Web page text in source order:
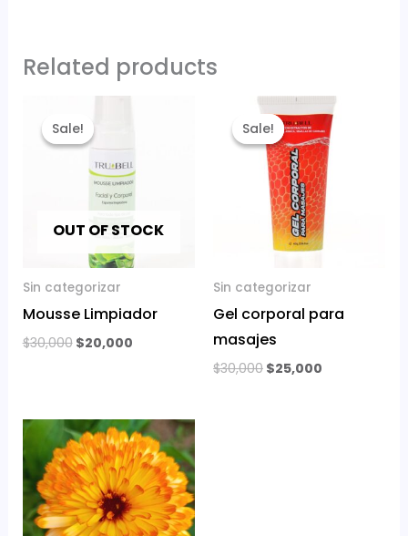
Related products
Sale!
OUT OF STOCK
Sale!
Sin categorizar
Mousse Limpiador
$30,000
was:
$30,000.
$20,000
Sale!
Sale!
Sin categorizar
Gel corporal para
masajes
$30,000
Original
price
was:
$30,000.
$25,000
Current
price
is:
$25,000.